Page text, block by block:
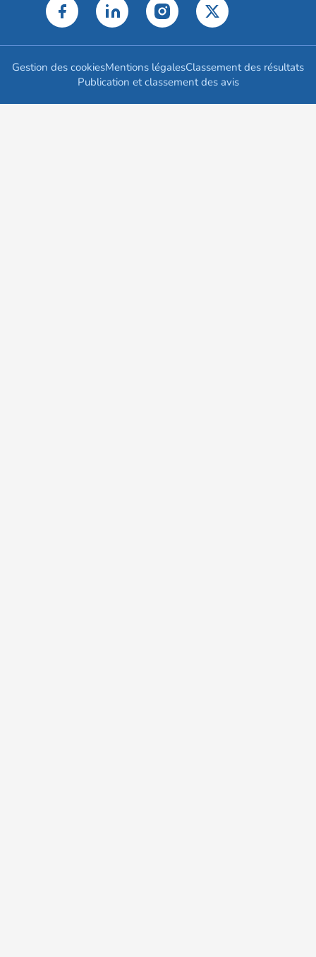
Gestion des cookiesMentions légalesClassement des résultats
Publication et classement des avis